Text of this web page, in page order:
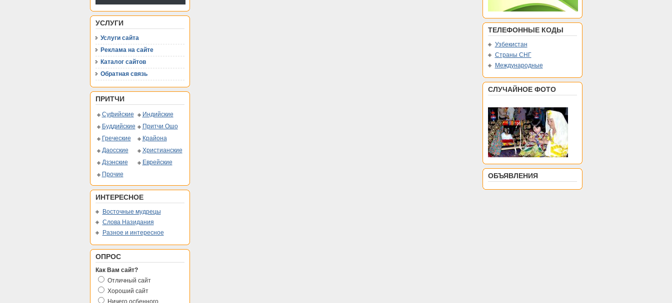
УСЛУГИ
Услуги сайта
Реклама на сайте
Каталог сайтов
Обратная связь
ПРИТЧИ
Суфийские
Индийские
Буддийские
Притчи Ошо
Греческие
Крайона
Даосские
Христианские
Дзэнские
Еврейские
Прочие
ИНТЕРЕСНОЕ
Восточные мудрецы
Слова Назидания
Разное и интересное
ОПРОС
Как Вам сайт?
Отличный сайт
Хороший сайт
Ничего осбенного
ТЕЛЕФОННЫЕ КОДЫ
Узбекистан
Страны СНГ
Международные
СЛУЧАЙНОЕ ФОТО
ОБЪЯВЛЕНИЯ